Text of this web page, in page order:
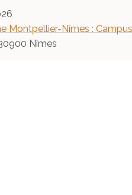
Montpellier-Nîmes :
Nîmes